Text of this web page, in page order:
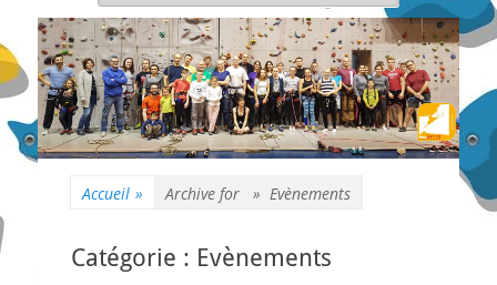
Accueil » Archive for » Evènements
Catégorie : Evènements